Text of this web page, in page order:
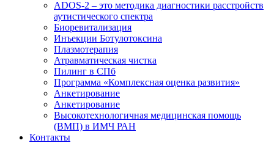
ADOS-2 – это методика диагностики расстройств
аутистического спектра
Биоревитализация
Инъекции Ботулотоксина
Плазмотерапия
Атравматическая чистка
Пилинг в СПб
Программа «Комплексная оценка развития»
Анкетирование
Анкетирование
Высокотехнологичная медицинская помощь
(ВМП) в ИМЧ РАН
Контакты